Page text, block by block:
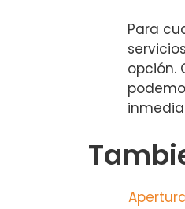
Para
opción.